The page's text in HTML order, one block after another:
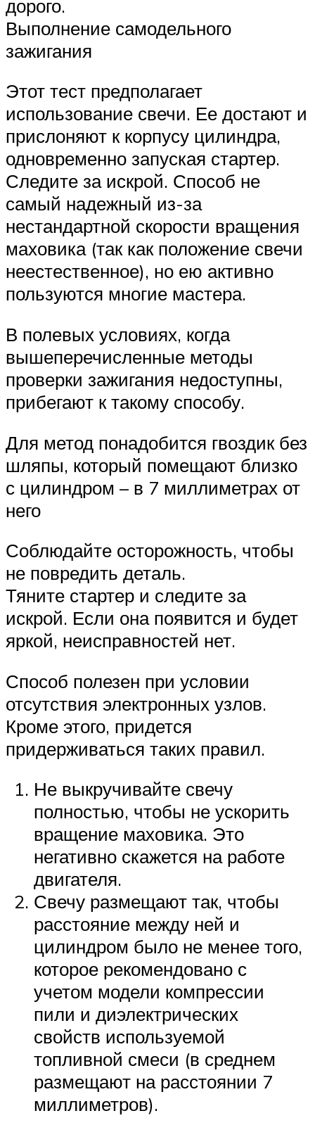
дорого.
Выполнение самодельного
зажигания
Этот тест предполагает
использование свечи. Ее достают и
прислоняют к корпусу цилиндра,
одновременно запуская стартер.
Следите за искрой. Способ не
самый надежный из-за
нестандартной скорости вращения
маховика (так как положение свечи
неестественное), но ею активно
пользуются многие мастера.
В полевых условиях, когда
вышеперечисленные методы
проверки зажигания недоступны,
прибегают к такому способу.
Для метод понадобится гвоздик без
шляпы, который помещают близко
с цилиндром – в 7 миллиметрах от
него
Соблюдайте осторожность, чтобы
не повредить деталь.
Тяните стартер и следите за
искрой. Если она появится и будет
яркой, неисправностей нет.
Способ полезен при условии
отсутствия электронных узлов.
Кроме этого, придется
придерживаться таких правил.
Не выкручивайте свечу
полностью, чтобы не ускорить
вращение маховика. Это
негативно скажется на работе
двигателя.
Свечу размещают так, чтобы
расстояние между ней и
цилиндром было не менее того,
которое рекомендовано с
учетом модели компрессии
пили и диэлектрических
свойств используемой
топливной смеси (в среднем
размещают на расстоянии 7
миллиметров).